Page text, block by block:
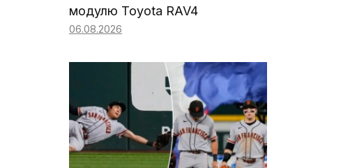
модулю Toyota RAV4
06.08.2026